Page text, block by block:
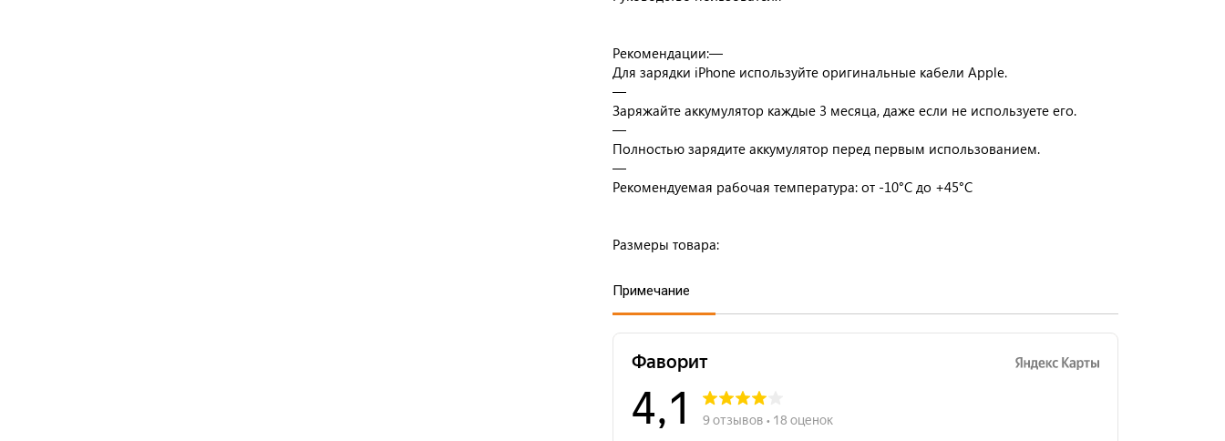
Рекомендации:—
Для зарядки iPhone используйте оригинальные кабели Apple.
—
Заряжайте аккумулятор каждые 3 месяца, даже если не используете его.
—
Полностью зарядите аккумулятор перед первым использованием.
—
Рекомендуемая рабочая температура: от -10°C до +45°C
Размеры товара:
Примечание